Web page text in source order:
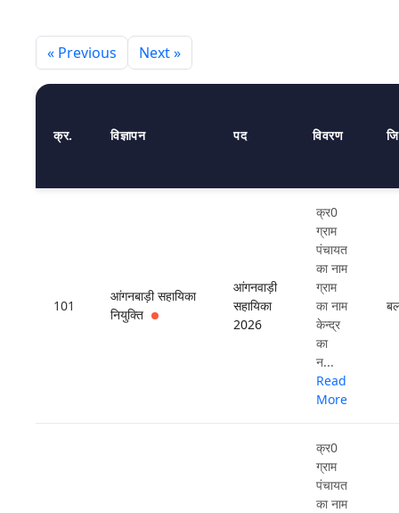
क्र. विज्ञापन पद विवरण
101
आंगनबाड़ी सहायिका
नियुक्ति
आंगनवाड़ी
सहायिका
2026
क्र0
ग्राम
पंचायत
का नाम
ग्राम
का नाम
केन्द्र
का
न...
Read
More
क्र0
ग्राम
पंचायत
का नाम
« Previous Next »